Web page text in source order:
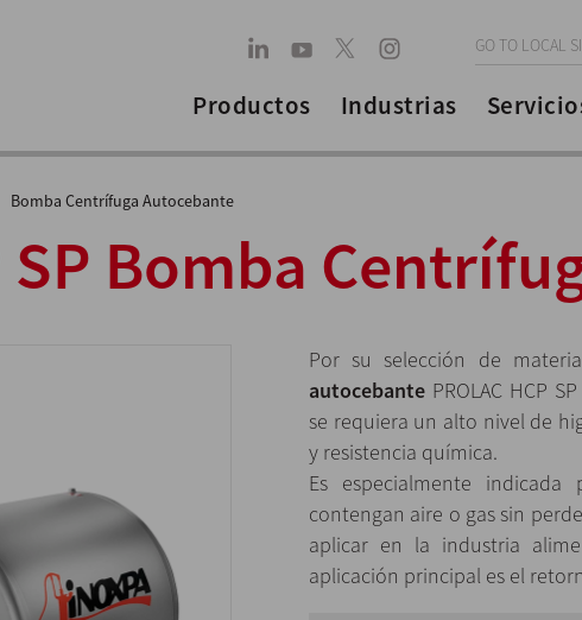
GO TO LOCAL
Productos Industrias
Bomba Сentrífuga Autocebante
SP Bomba
Por su selección de
autocebante PROLAC HCP
se requiera un alto nivel de
y resistencia química.
Es especialmente
contengan aire o gas sin
aplicar en la industria
aplicación principal es el